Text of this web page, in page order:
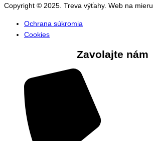
Copyright © 2025. Treva výťahy. Web na mieru
Ochrana súkromia
Cookies
Zavolajte nám